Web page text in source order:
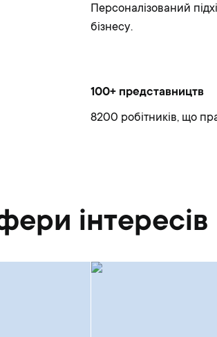
Персоналізований
бізнесу.
100+ представництв
8200 робітників, що
інтересів